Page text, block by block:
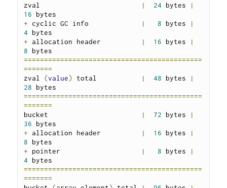
zval | 24 bytes
|
16
+ cyclic GC info | 8 bytes
|
4
+ allocation header | 16 bytes
|
8
============================================
=======
zval (value) total | 48 bytes
|
28
============================================
=======
bucket
| 72 bytes
|
36
+ allocation header | 16 bytes
|
8
+ pointer | 8 bytes
|
4
============================================
=======